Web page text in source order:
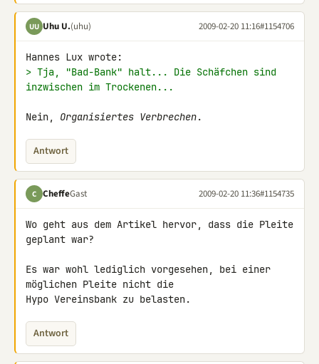
UU Uhu U.(uhu) 2009-02-20 11:16#1154706
> Tja, "Bad-Bank" halt... Die Schäfchen sind
inzwischen im Trockenen...
Nein, Organisiertes Verbrechen.
Antwort
C CheffeGast 2009-02-20 11:36#1154735
Wo geht aus dem Artikel hervor, dass die Pleite
geplant war?
Es war wohl lediglich vorgesehen, bei einer
möglichen Pleite nicht die
Hypo Vereinsbank zu belasten.
Antwort